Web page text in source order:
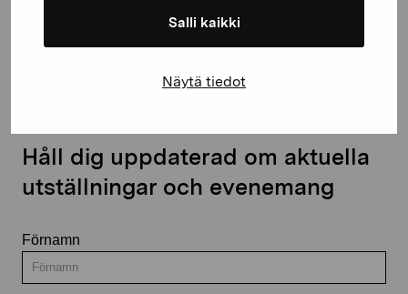
Salli kaikki
Näytä tiedot
Kontakta oss
Håll dig uppdaterad om aktuella
utställningar och evenemang
Förnamn